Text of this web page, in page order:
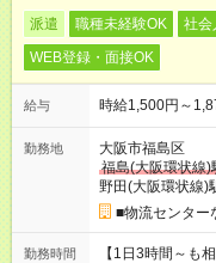
派遣 職種未経験OK 社会
WEB登録・面接OK
給与 時給1,500円～
勤務地
大阪市福島区
福島(大阪環状線)
野田(大阪環状線)
■物流センタ
勤務時間
【1日3時間～も